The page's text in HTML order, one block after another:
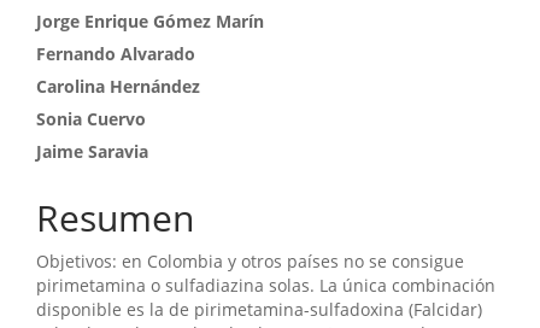
Contenido
principal
del
artículo
Jorge Enrique Gómez Marín
Fernando Alvarado
Carolina Hernández
Sonia Cuervo
Jaime Saravia
Resumen
Objetivos: en Colombia y otros países no se consigue
pirimetamina o sulfadiazina solas. La única combinación
disponible es la de pirimetamina-sulfadoxina (Falcidar)